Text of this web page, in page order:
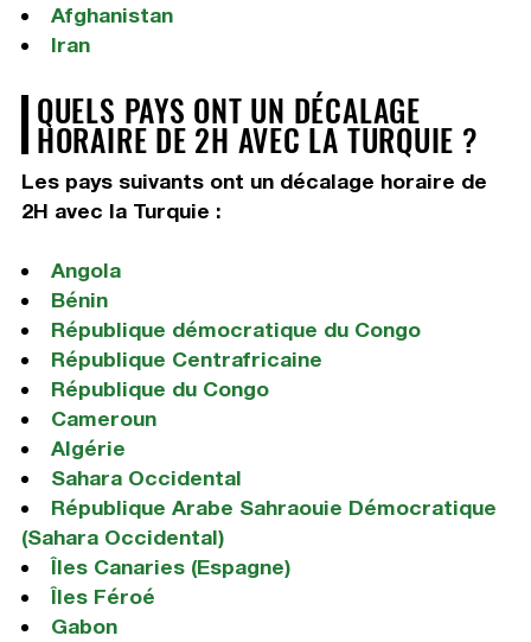
Afghanistan
Iran
QUELS PAYS ONT UN DÉCALAGE
HORAIRE DE 2H AVEC LA TURQUIE ?
Les pays suivants ont un décalage horaire de
2H avec la Turquie :
Angola
Bénin
République démocratique du Congo
République Centrafricaine
République du Congo
Cameroun
Algérie
Sahara Occidental
République Arabe Sahraouie Démocratique
(Sahara Occidental)
Îles Canaries (Espagne)
Îles Féroé
Gabon